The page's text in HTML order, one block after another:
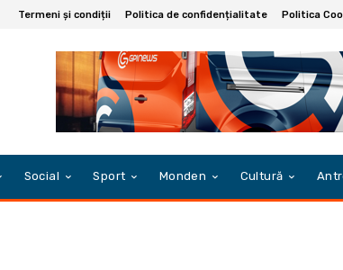
Termeni și condiții Politica de confidențialitate Politica
Social Sport Monden Cultură